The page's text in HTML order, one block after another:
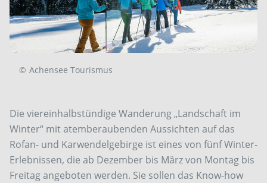
© Achensee Tourismus
Die viereinhalbstündige Wanderung „Landschaft im
Winter“ mit atemberaubenden Aussichten auf das
Rofan- und Karwendelgebirge ist eines von fünf Winter-
Erlebnissen, die ab Dezember bis März von Montag bis
Freitag angeboten werden. Sie sollen das Know-how